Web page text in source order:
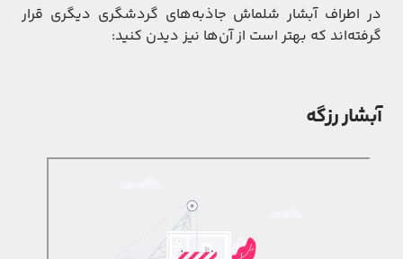
در اطراف آبشار شلماش جاذبه‌های گردشگری دیگری قرار
گرفته‌اند که بهتر است از آن‌ها نیز دیدن کنید:
آبشار رزگه